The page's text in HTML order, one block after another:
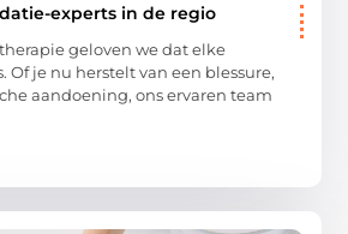
experts in de regio
geloven we dat elke
Of je nu herstelt van een blessure,
aandoening, ons ervaren team